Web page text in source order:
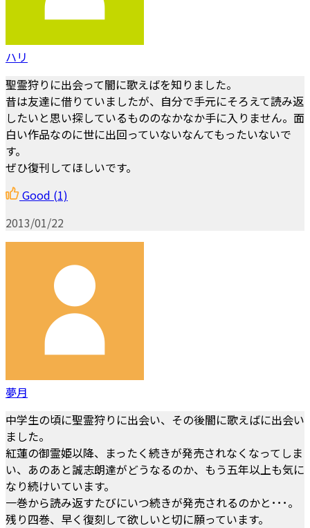
ハリ
聖霊狩りに出会って闇に歌えばを知りました。
昔は友達に借りていましたが、自分で手元にそろえて読み返
したいと思い探しているもののなかなか手に入りません。面
白い作品なのに世に出回っていないなんてもったいないで
す。
ぜひ復刊してほしいです。
Good (1)
2013/01/22
夢月
中学生の頃に聖霊狩りに出会い、その後闇に歌えばに出会い
ました。
紅蓮の御霊姫以降、まったく続きが発売されなくなってしま
い、あのあと誠志朗達がどうなるのか、もう五年以上も気に
なり続けいています。
一巻から読み返すたびにいつ続きが発売されるのかと･･･。
残り四巻、早く復刻して欲しいと切に願っています。